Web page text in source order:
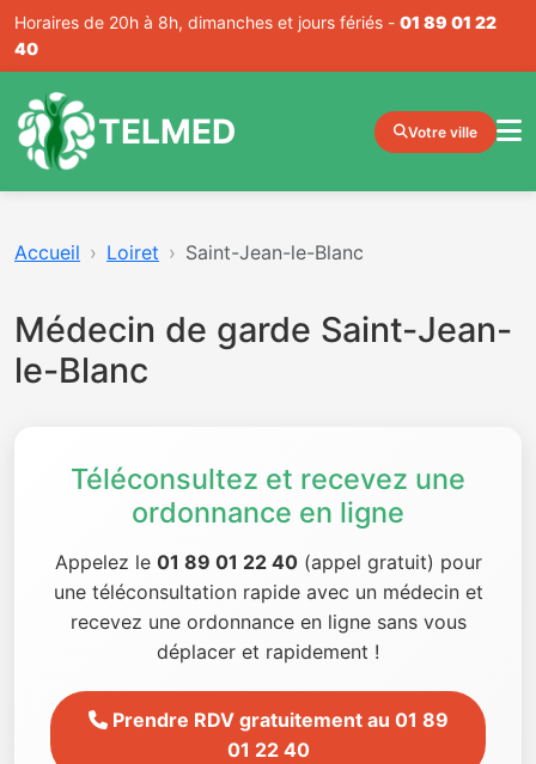
Horaires de 20h à 8h, dimanches et jours fériés - 01 89 01 22
40
TELMED Votre ville
Accueil Loiret Saint-Jean-le-Blanc
Médecin de garde Saint-Jean-
le-Blanc
Téléconsultez et recevez une
ordonnance en ligne
Appelez le 01 89 01 22 40(appel gratuit) pour
une téléconsultation rapide avec un médecin et
recevez une ordonnance en ligne sans vous
déplacer et rapidement !
Prendre RDV gratuitement au 01 89
01 22 40